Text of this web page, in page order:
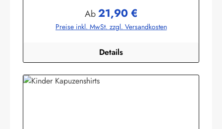
Farbtabelle:Herstellerinformationen:AS Bekleidungswerk
GmbHHeglitzer Str. 1226409 Wittmundinfo@modas-
bekleidung.de
Regulärer Preis:
Ab21,90 €
Preise inkl. MwSt. zzgl. Versandkosten
Details